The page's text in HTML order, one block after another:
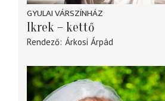
GYULAI VÁRSZÍNHÁZ
Ikrek – kettő
Rendező Árkosi Árpád